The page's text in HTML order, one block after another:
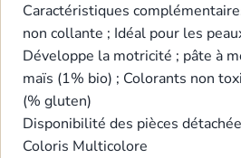
Caractéristiques
non collante ; Idéal pour les
Développe la motricité ; pâte à
maïs (1% bio) ; Colorants non
(% gluten)
Disponibilité des pièces
Coloris Multicolore